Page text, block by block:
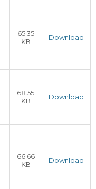
65.35
KB
Download
68.55
KB
Download
66.66
KB
Download